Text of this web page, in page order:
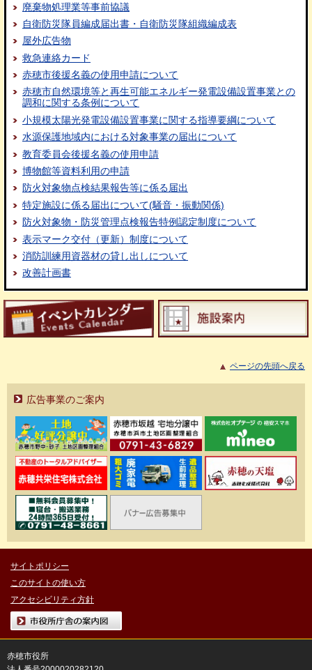
廃棄物処理業等事前協議
自衛防災隊員編成届出書・自衛防災隊組織編成表
屋外広告物
救急連絡カード
赤穂市後援名義の使用申請について
赤穂市自然環境等と再生可能エネルギー発電設備設置事業との
調和に関する条例について
小規模太陽光発電設備設置事業に関する指導要綱について
水源保護地域内における対象事業の届出について
教育委員会後援名義の使用申請
博物館等資料利用の申請
防火対象物点検結果報告等に係る届出
特定施設に係る届出について(騒音・振動関係)
防火対象物・防災管理点検報告特例認定制度について
表示マーク交付（更新）制度について
消防訓練用資器材の貸し出しについて
改善計画書
ページの先頭へ戻る
広告事業のご案内
サイトポリシー
このサイトの使い方
アクセシビリティ方針
市役所庁舎の案内図
赤穂市役所